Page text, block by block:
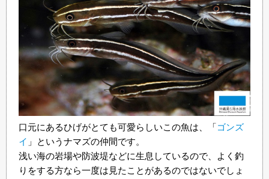
口元にあるひげがとても可愛らしいこの魚は、「ゴンズ
イ 」というナマズの仲間です。
浅い海の岩場や防波堤などに生息しているので、よく釣
りをする方なら一度は見たことがあるのではないでしょ